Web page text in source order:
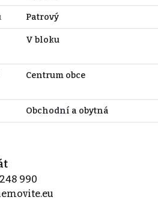
Patrový
V bloku
Centrum obce
Obchodní a obytná
990